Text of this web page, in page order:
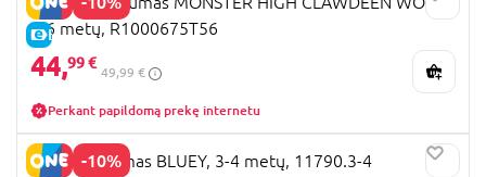
E-KAINA
5-6 metų, R1000675T56
44,99 €
49,99 €
Perkant papildomą prekę internetu
-10%
CIAO kostiumas BLUEY, 3-4 metų, 11790.3-4